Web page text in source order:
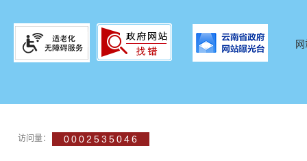
访问量： 0002535046